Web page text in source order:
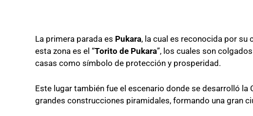
La primera parada es Pukara, la cual es reconocida por
esta zona es el “Torito de Pukara”, los cuales son
casas como símbolo de protección y prosperidad.
Este lugar también fue el escenario donde se desarrolló la
grandes construcciones piramidales, formando una gran